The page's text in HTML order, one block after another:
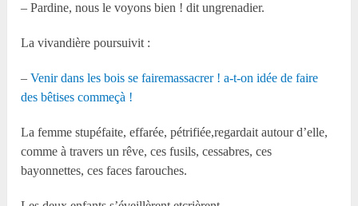
– Pardine, nous le voyons bien ! dit ungrenadier.
La vivandière poursuivit :
–Venir dans les bois se fairemassacrer ! a-t-on idée de faire
des bêtises commeçà !
La femme stupéfaite, effarée, pétrifiée,regardait autour d’elle,
comme à travers un rêve, ces fusils, cessabres, ces
bayonnettes, ces faces farouches.